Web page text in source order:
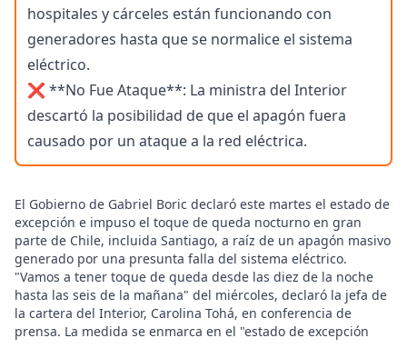
hospitales y cárceles están funcionando con
generadores hasta que se normalice el sistema
eléctrico.
❌ **No Fue Ataque**: La ministra del Interior
descartó la posibilidad de que el apagón fuera
causado por un ataque a la red eléctrica.
El Gobierno de Gabriel Boric declaró este martes el estado de
excepción e impuso el toque de queda nocturno en gran
parte de Chile, incluida Santiago, a raíz de un apagón masivo
generado por una presunta falla del sistema eléctrico.
"Vamos a tener toque de queda desde las diez de la noche
hasta las seis de la mañana" del miércoles, declaró la jefa de
la cartera del Interior, Carolina Tohá, en conferencia de
prensa. La medida se enmarca en el "estado de excepción